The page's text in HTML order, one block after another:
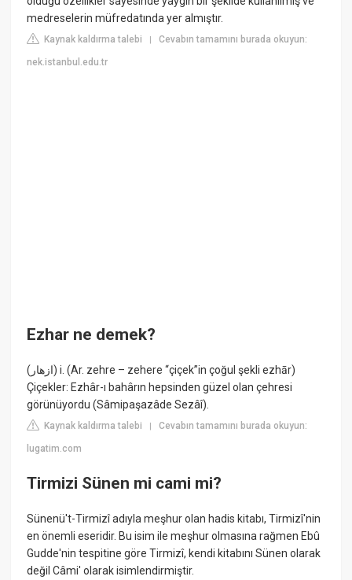
medreselerin müfredatında yer almıştır.
Kaynak kaldırma talebi |Cevabın tamamını burada okuyun:
nek.istanbul.edu.tr
Ezhar ne demek?
(ﺍﺯﻫﺎﺭ) i. (Ar. zehre – zehere “çiçek”in çoğul şekli ezhār)
Çiçekler: Ezhâr-ı bahârın hepsinden güzel olan çehresi
görünüyordu (Sâmipaşazâde Sezâî).
Kaynak kaldırma talebi |Cevabın tamamını burada okuyun:
lugatim.com
Tirmizi Sünen mi cami mi?
Sünenü't-Tirmizî adıyla meşhur olan hadis kitabı, Tirmizî'nin
en önemli eseridir. Bu isim ile meşhur olmasına rağmen Ebû
Gudde'nin tespitine göre Tirmizî, kendi kitabını Sünen olarak
değil Câmi' olarak isimlendirmiştir.